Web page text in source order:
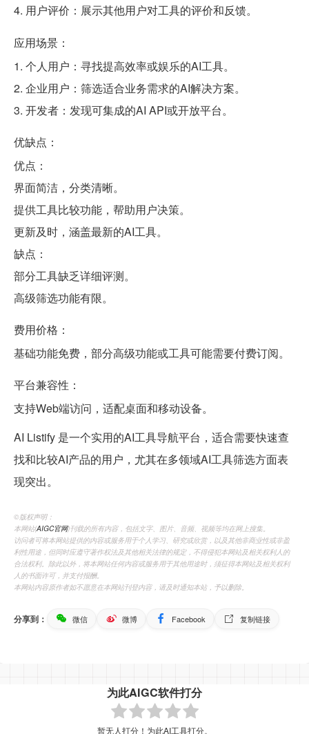
4. 用户评价：展示其他用户对工具的评价和反馈。
应用场景：
1. 个人用户：寻找提高效率或娱乐的AI工具。
2. 企业用户：筛选适合业务需求的AI解决方案。
3. 开发者：发现可集成的AI API或开放平台。
优缺点：
优点：
界面简洁，分类清晰。
提供工具比较功能，帮助用户决策。
更新及时，涵盖最新的AI工具。
缺点：
部分工具缺乏详细评测。
高级筛选功能有限。
费用价格：
基础功能免费，部分高级功能或工具可能需要付费订阅。
平台兼容性：
支持Web端访问，适配桌面和移动设备。
AI Listify 是一个实用的AI工具导航平台，适合需要快速查
找和比较AI产品的用户，尤其在多领域AI工具筛选方面表
现突出。
©️版权声明：
本网站(AIGC官网)刊载的所有内容，包括文字、图片、音频、视频等均在网上搜集。
访问者可将本网站提供的内容或服务用于个人学习、研究或欣赏，以及其他非商业性或非盈
利性用途，但同时应遵守著作权法及其他相关法律的规定，不得侵犯本网站及相关权利人的
合法权利。除此以外，将本网站任何内容或服务用于其他用途时，须征得本网站及相关权利
人的书面许可，并支付报酬。
本网站内容原作者如不愿意在本网站刊登内容，请及时通知本站，予以删除。
分享到： 微信 微博 Facebook 复制链接
为此AIGC软件打分
暂无人打分！为此AI工具打分。